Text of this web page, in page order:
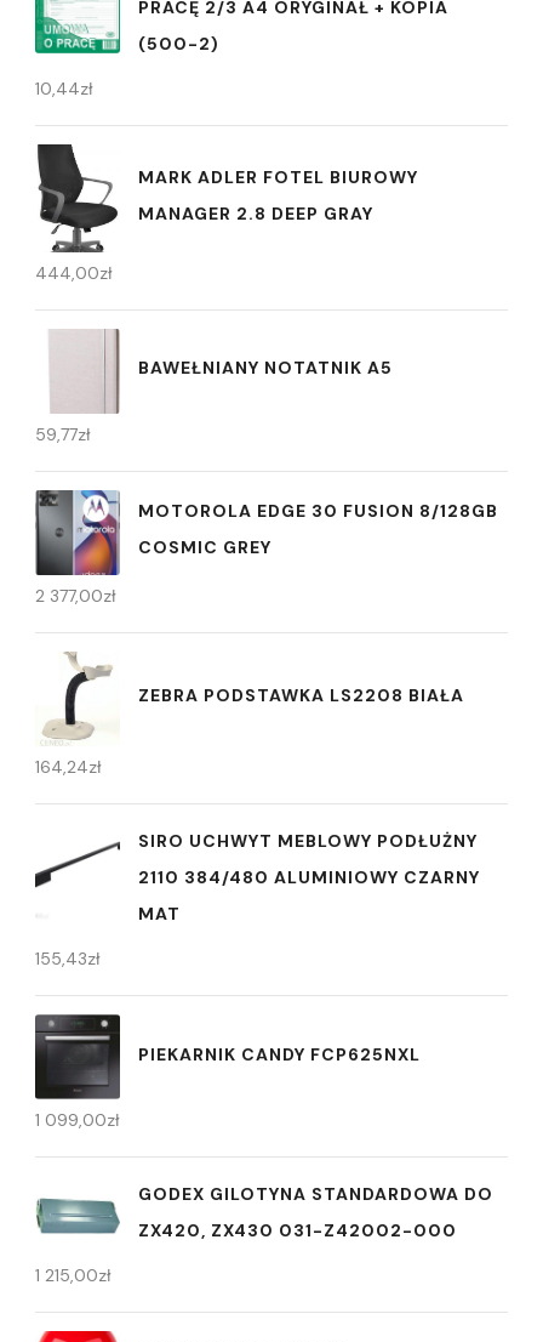
PRACĘ 2/3 A4 ORYGINAŁ + KOPIA
(500-2)
10,44zł
MARK ADLER FOTEL BIUROWY
MANAGER 2.8 DEEP GRAY
444,00zł
BAWEŁNIANY NOTATNIK A5
59,77zł
MOTOROLA EDGE 30 FUSION 8/128GB
COSMIC GREY
2 377,00zł
ZEBRA PODSTAWKA LS2208 BIAŁA
164,24zł
SIRO UCHWYT MEBLOWY PODŁUŻNY
2110 384/480 ALUMINIOWY CZARNY
MAT
155,43zł
PIEKARNIK CANDY FCP625NXL
1 099,00zł
GODEX GILOTYNA STANDARDOWA DO
ZX420, ZX430 031-Z42002-000
1 215,00zł